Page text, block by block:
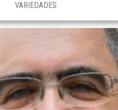
VARIEDADES